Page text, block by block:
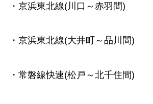
・京浜東北線(川口～赤羽間)
・京浜東北線(大井町～品川間)
・常磐線快速(松戸～北千住間)